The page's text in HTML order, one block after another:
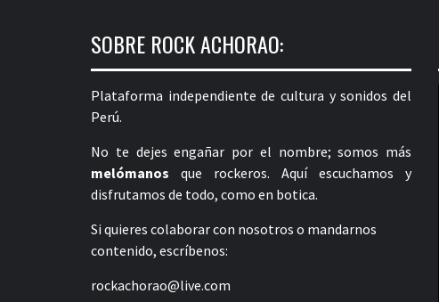
SOBRE ROCK ACHORAO:
Plataforma independiente de cultura y sonidos del
Perú.
No te dejes engañar por el nombre; somos más
melómanos que rockeros. Aquí escuchamos y
disfrutamos de todo, como en botica.
Si quieres colaborar con nosotros o mandarnos
contenido, escríbenos:
rockachorao@live.com